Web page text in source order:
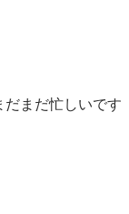
まだ忙しいです